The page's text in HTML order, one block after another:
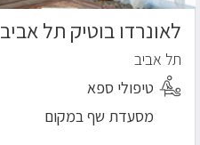
לאונרדו בוטיק תל אביב
תל אביב
טיפולי ספא
מסעדת שף במקום